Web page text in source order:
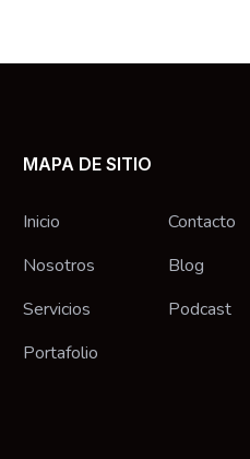
MAPA DE SITIO
Inicio
Nosotros
Servicios
Portafolio
Contacto
Blog
Podcast